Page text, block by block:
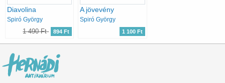
Diavolina
Spiró György
1 490 Ft 894 Ft
A jövevény
Spiró György
1 100 Ft